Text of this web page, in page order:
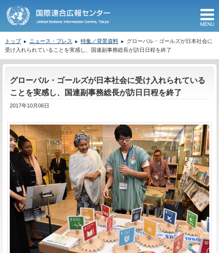
トップ ニュース・プレス 特集／背景資料
グローバル・ゴールズが日本社会に
受け入れられていることを実感し、国連副事務総長が訪日日程を終了
グローバル・ゴールズが日本社会に受け入れられている
ことを実感し、国連副事務総長が訪日日程を終了
2017年10月06日